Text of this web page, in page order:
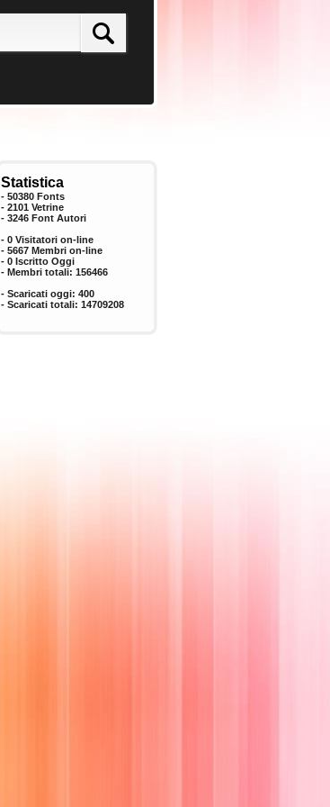
Statistica
- 50380 Fonts
- 2101 Vetrine
- 3246 Font Autori
- 0 Visitatori on-line
- 5667 Membri on-line
- 0 Iscritto Oggi
- Membri totali: 156466
- Scaricati oggi: 400
- Scaricati totali: 14709208